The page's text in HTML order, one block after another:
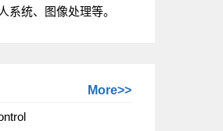
系统、图像处理等。
More>>